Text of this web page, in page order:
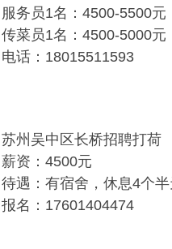
服务员1名：4500-5500元
传菜员1名：4500-5000元
电话：18015511593
苏州吴中区长桥招聘打荷
薪资：4500元
待遇：有宿舍，休息4个
报名：17601404474